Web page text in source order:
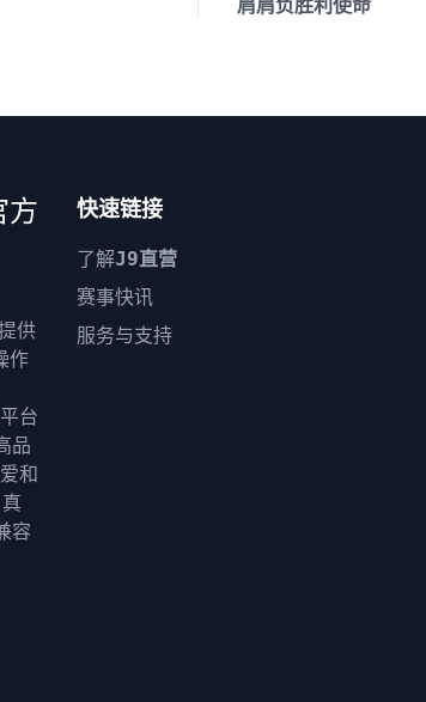
肩肩负胜利使命
方
供
作
台
品
和
容
快速链接
了解J9直营
赛事快讯
服务与支持